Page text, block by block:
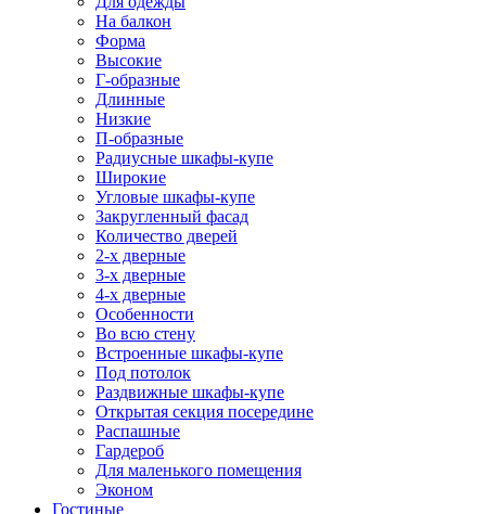
На балкон
Форма
Высокие
Г-образные
Длинные
Низкие
П-образные
Радиусные шкафы-купе
Широкие
Угловые шкафы-купе
Закругленный фасад
Количество дверей
2-х дверные
3-х дверные
4-х дверные
Особенности
Во всю стену
Встроенные шкафы-купе
Под потолок
Раздвижные шкафы-купе
Открытая секция посередине
Распашные
Гардероб
Для маленького помещения
Эконом
Гостиные